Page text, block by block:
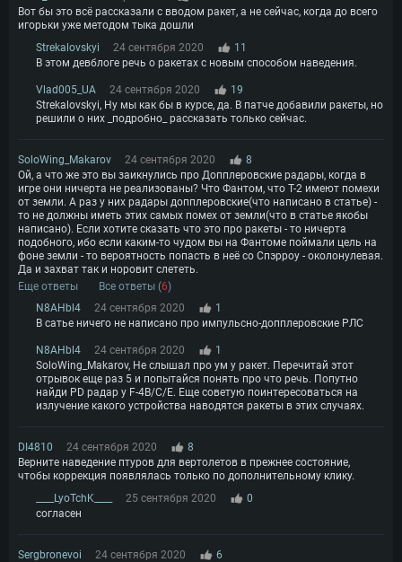
Вот бы это всё рассказали с вводом ракет, а не сейчас, когда до всего
игорьки уже методом тыка дошли
Strekalovskyi
24 сентября 2020
11
В этом девблоге речь о ракетах с новым способом наведения.
Vlad005_UA 24 сентября 2020
19
Strekalovskyi, Ну мы как бы в курсе, да. В патче добавили ракеты, но
решили о них _подробно_ рассказать только сейчас.
SoloWing_Makarov 24 сентября 2020
8
Ой, а что же это вы заикнулись про Допплеровские радары, когда в
игре они ничерта не реализованы? Что Фантом, что Т-2 имеют помехи
от земли. А раз у них радары допплеровские(что написано в статье) -
то не должны иметь этих самых помех от земли(что в статье якобы
написано). Если хотите сказать что это про ракеты - то ничерта
подобного, ибо если каким-то чудом вы на Фантоме поймали цель на
фоне земли - то вероятность попасть в неё со Спэрроу - околонулевая.
Да и захват так и норовит слететь.
Еще ответы
Все ответы (6)
N8AHbl4
24 сентября 2020
1
В сатье ничего не написано про импульсно-допплеровские РЛС
N8AHbl4 24 сентября 2020
1
SoloWing_Makarov, Не слышал про ум у ракет. Перечитай этот
отрывок еще раз 5 и попытайся понять про что речь. Попутно
найди PD радар у F-4B/C/E. Еще советую поинтересоваться на
излучение какого устройства наводятся ракеты в этих случаях.
DI4810 24 сентября 2020
8
Верните наведение птуров для вертолетов в прежнее состояние,
чтобы коррекция появлялась только по дополнительному клику.
____LyoTchK____
25 сентября 2020
0
согласен
Sergbronevoi 24 сентября 2020
6